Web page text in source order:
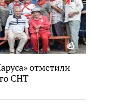
отметили
СНТ